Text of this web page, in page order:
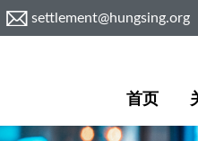
settlement@hungsing.org
首页